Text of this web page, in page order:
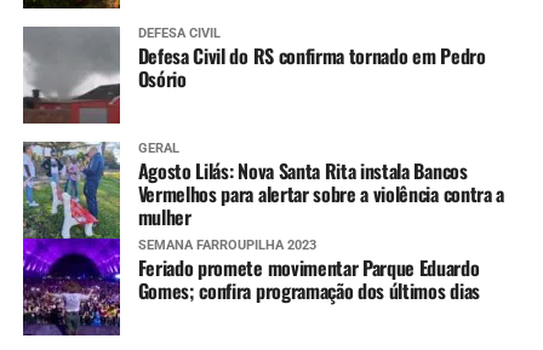
DEFESA CIVIL
Defesa Civil do RS confirma tornado em Pedro
Osório
GERAL
Agosto Lilás: Nova Santa Rita instala Bancos
Vermelhos para alertar sobre a violência contra a
mulher
SEMANA FARROUPILHA 2023
Feriado promete movimentar Parque Eduardo
Gomes; confira programação dos últimos dias